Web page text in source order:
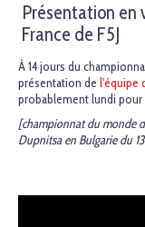
Présentation en
France de F5J
À 14 jours du
présentation de l'équipe
probablement lundi pour
[championnat du monde
Dupnitsa en Bulgarie du